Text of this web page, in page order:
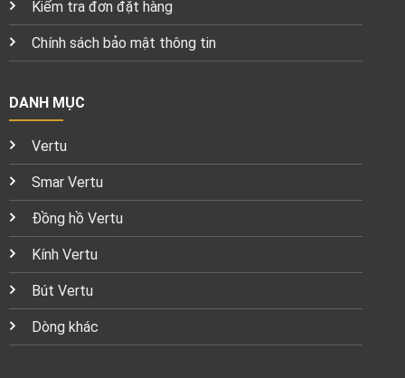
Kiểm tra đơn đặt hàng
Chính sách bảo mật thông tin
DANH MỤC
Vertu
Smar Vertu
Đồng hồ Vertu
Kính Vertu
Bút Vertu
Dòng khác